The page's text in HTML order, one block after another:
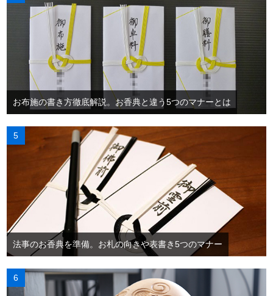
お布施の書き方徹底解説。お香典と違う5つのマナーとは
法事のお香典を準備。お札の向きや表書き5つのマナー